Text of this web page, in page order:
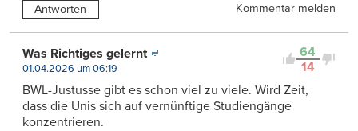
Antworten Kommentar melden
64
14
Was Richtiges gelernt
01.04.2026 um 06:19
BWL-Justusse gibt es schon viel zu viele. Wird Zeit,
dass die Unis sich auf vernünftige Studiengänge
konzentrieren.